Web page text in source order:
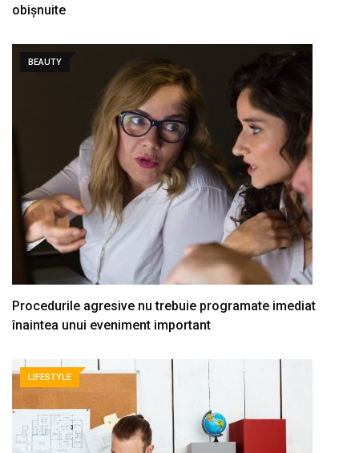
obișnuite
BEAUTY
Procedurile agresive nu trebuie programate imediat
înaintea unui eveniment important
LIFESTYLE